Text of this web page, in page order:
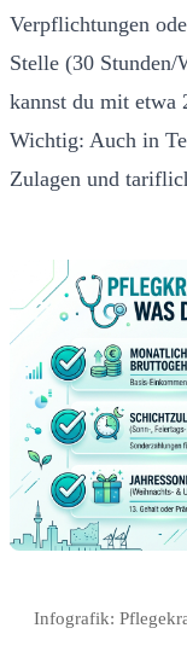
Verpflichtungen
Stelle (30
kannst du mit etwa
Wichtig: Auch in
Zulagen und
Infografik: